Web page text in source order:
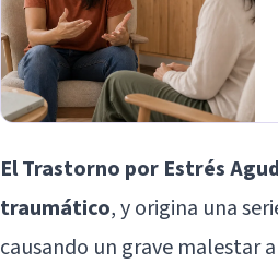
El Trastorno por Estrés
traumático, y origina una
causando un grave malestar